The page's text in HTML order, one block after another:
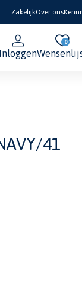
ZakelijkOver ons
Inloggen
0
41